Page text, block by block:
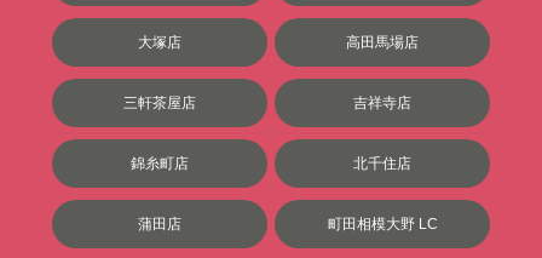
大塚店 高田馬場店
三軒茶屋店 吉祥寺店
錦糸町店 北千住店
蒲田店 町田相模大野 LC